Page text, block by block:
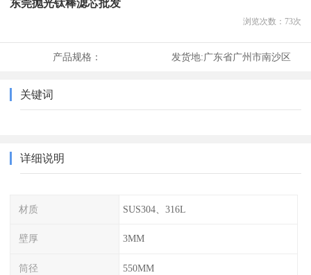
东莞抛光钛棒滤芯批发
浏览次数： 73次
产品规格： 发货地:广东省广州市南沙区
关键词
详细说明
材质 SUS304、316L
壁厚 3MM
筒径 550MM